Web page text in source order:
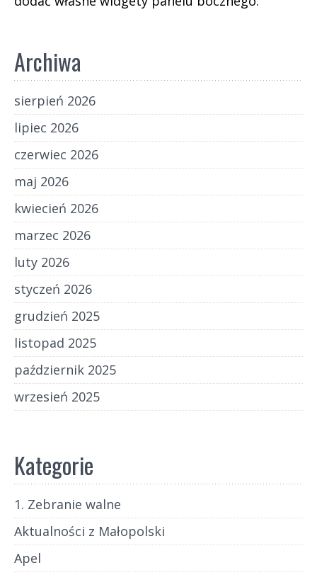
Archiwa
sierpień 2026
lipiec 2026
czerwiec 2026
maj 2026
kwiecień 2026
marzec 2026
luty 2026
styczeń 2026
grudzień 2025
listopad 2025
październik 2025
wrzesień 2025
Kategorie
1. Zebranie walne
Aktualności z Małopolski
Apel